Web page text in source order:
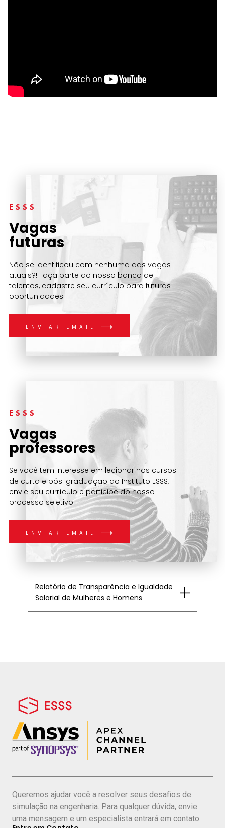
ESSS
Vagas
futuras
Não se identificou com nenhuma das vagas
atuais?! Faça parte do nosso banco de
talentos, cadastre seu currículo para futuras
oportunidades.
ENVIAR EMAIL
ESSS
Vagas
professores
Se você tem interesse em lecionar nos cursos
de curta e pós-graduação do Instituto ESSS,
envie seu currículo e participe do nosso
processo seletivo.
ENVIAR EMAIL
Relatório de Transparência e Igualdade
Salarial de Mulheres e Homens
Queremos ajudar você a resolver seus desafios de
simulação na engenharia. Para qualquer dúvida, envie
uma mensagem e um especialista entrará em contato.